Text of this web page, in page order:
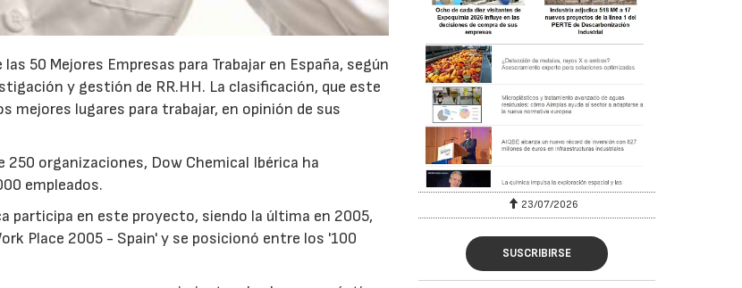
50 Mejores Empresas para Trabajar en España, según
y gestión de RR.HH. La clasificación, que este
mejores lugares para trabajar, en opinión de sus
organizaciones, Dow Chemical Ibérica ha
empleados.
participa en este proyecto, siendo la última en 2005,
Place 2005 - Spain' y se posicionó entre los '100
23/07/2026
SUSCRIBIRSE